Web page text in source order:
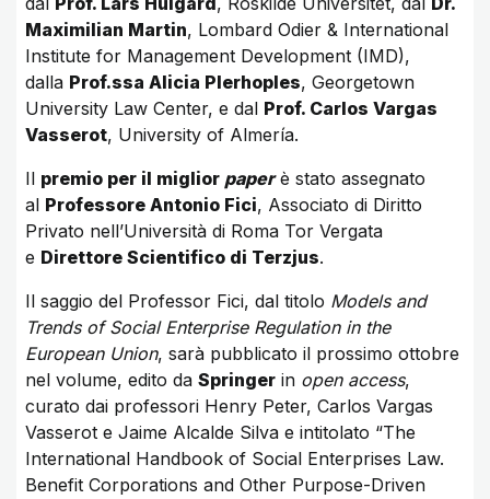
Maximilian Martin, Lombard Odier & International
Institute for Management Development (IMD),
dalla Prof.ssa Alicia Plerhoples, Georgetown
University Law Center, e dal Prof. Carlos Vargas
Vasserot, University of Almería.
Il premio per il miglior paperè stato assegnato
al Professore Antonio Fici, Associato di Diritto
Privato nell’Università di Roma Tor Vergata
e Direttore Scientifico di Terzjus.
Il saggio del Professor Fici, dal titolo Models and
Trends of Social Enterprise Regulation in the
European Union, sarà pubblicato il prossimo ottobre
nel volume, edito da Springer in open access,
curato dai professori Henry Peter, Carlos Vargas
Vasserot e Jaime Alcalde Silva e intitolato “The
International Handbook of Social Enterprises Law.
Benefit Corporations and Other Purpose-Driven